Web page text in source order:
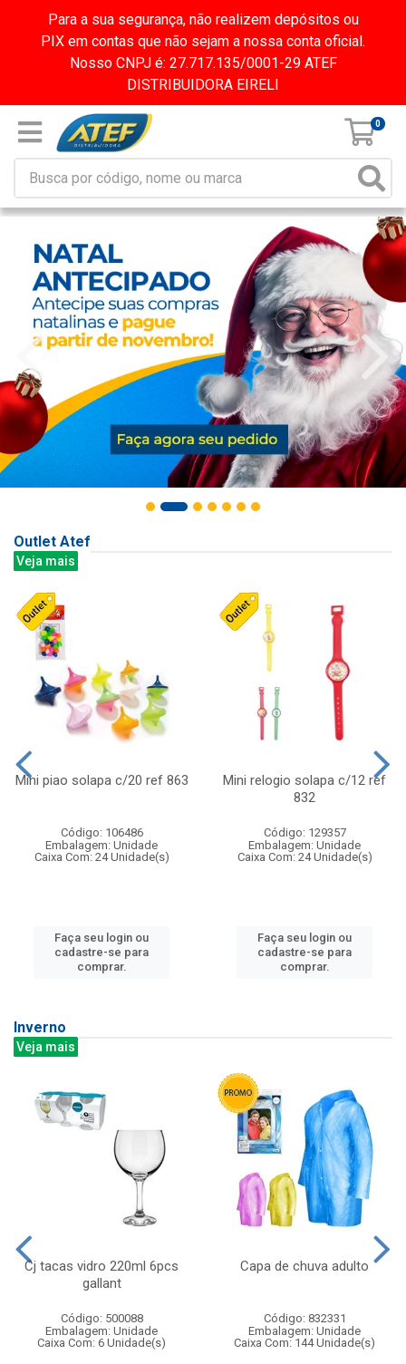
Para a sua segurança, não realizem depósitos ou
PIX em contas que não sejam a nossa conta oficial.
Nosso CNPJ é: 27.717.135/0001-29 ATEF
DISTRIBUIDORA EIRELI
0
Outlet Atef
Veja mais
Mini piao solapa c/20 ref 863
Código: 106486
Embalagem: Unidade
Caixa Com: 24 Unidade(s)
Faça seu login ou
cadastre-se para
comprar.
Mini relogio solapa c/12 ref
832
Código: 129357
Embalagem: Unidade
Caixa Com: 24 Unidade(s)
Faça seu login ou
cadastre-se para
comprar.
Inverno
Veja mais
Cj tacas vidro 220ml 6pcs
gallant
Código: 500088
Embalagem: Unidade
Caixa Com: 6 Unidade(s)
Capa de chuva adulto
Código: 832331
Embalagem: Unidade
Caixa Com: 144 Unidade(s)